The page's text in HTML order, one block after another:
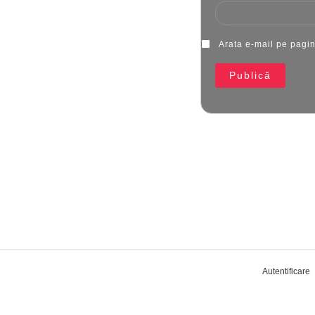
Arata e-mail pe
Publică
Autentificare